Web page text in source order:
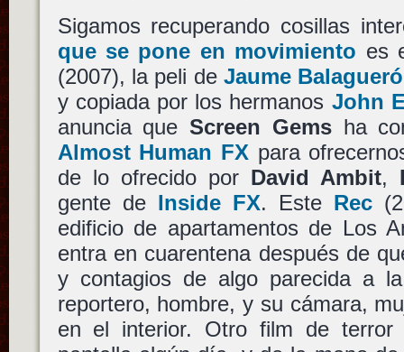
Sigamos recuperando cosillas
que se pone en movimiento es
(2007), la peli de Jaume Balagueró
y copiada por los hermanos John
anuncia queScreen Gemsha
Almost Human FX para
de lo ofrecido por David Ambit,
gente de Inside FX. Este Rec
edificio de apartamentos de Los
entra en cuarentena después de
y contagios de algo parecida a
reportero, hombre, y su cámara,
en el interior. Otro film de